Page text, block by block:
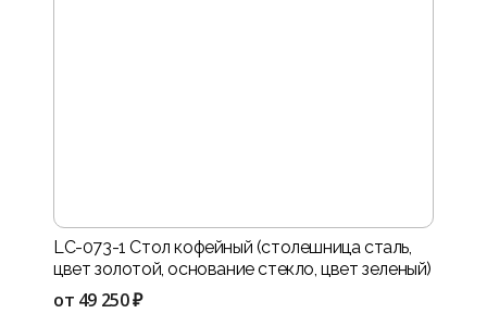
LC-073-1 Стол кофейный (столешница сталь,
цвет золотой, основание стекло, цвет зеленый)
от 49 250 ₽